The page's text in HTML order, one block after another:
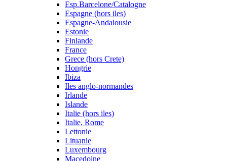
Esp.Barcelone/Catalogne
Espagne (hors iles)
Espagne-Andalousie
Estonie
Finlande
France
Grece (hors Crete)
Hongrie
Ibiza
Iles anglo-normandes
Irlande
Islande
Italie (hors iles)
Italie, Rome
Lettonie
Lituanie
Luxembourg
Macedoine